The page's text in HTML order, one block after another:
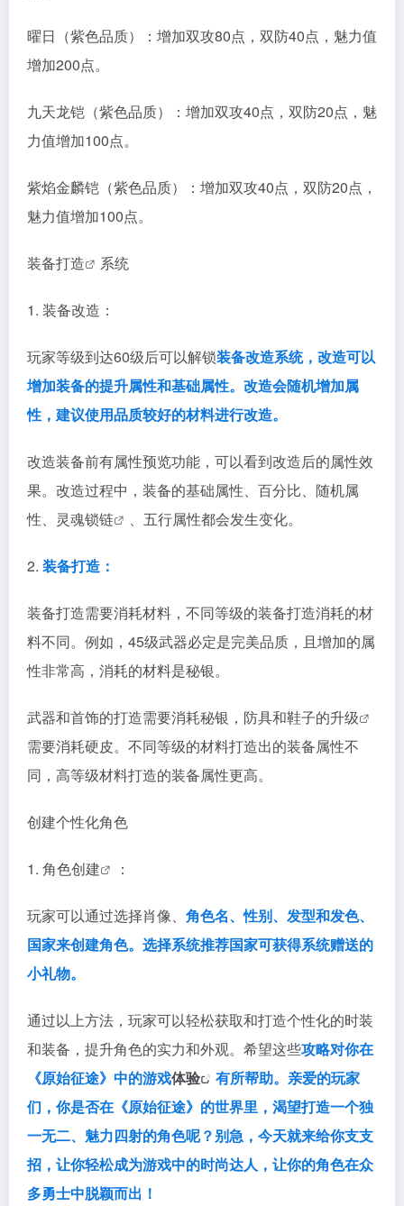
曜日（紫色品质）：增加双攻80点，双防40点，魅力值
增加200点。
九天龙铠（紫色品质）：增加双攻40点，双防20点，魅
力值增加100点。
紫焰金麟铠（紫色品质）：增加双攻40点，双防20点，
魅力值增加100点。
装备打造 系统
1. 装备改造：
玩家等级到达60级后可以解锁装备改造系统，改造可以
增加装备的提升属性和基础属性。改造会随机增加属
性，建议使用品质较好的材料进行改造。
改造装备前有属性预览功能，可以看到改造后的属性效
果。改造过程中，装备的基础属性、百分比、随机属
性、 灵魂锁链 、五行属性都会发生变化。
2. 装备打造：
装备打造需要消耗材料，不同等级的装备打造消耗的材
料不同。例如，45级武器必定是完美品质，且增加的属
性非常高，消耗的材料是秘银。
武器和首饰的打造需要消耗秘银，防具和鞋子的升级
需要消耗硬皮。不同等级的材料打造出的装备属性不
同，高等级材料打造的装备属性更高。
创建个性化角色
1. 角色创建 ：
玩家可以通过选择肖像、 角色名、性别、发型和发色、
国家来创建角色。选择系统推荐国家可获得系统赠送的
小礼物。
通过以上方法，玩家可以轻松获取和打造个性化的时装
和装备，提升角色的实力和外观。希望这些攻略对你在
《原始征途》中的游戏体验
有所帮助。亲爱的玩家
们，你是否在《原始征途》的世界里，渴望打造一个独
一无二、魅力四射的角色呢？别急，今天就来给你支支
招，让你轻松成为游戏中的时尚达人，让你的角色在众
多勇士中脱颖而出！